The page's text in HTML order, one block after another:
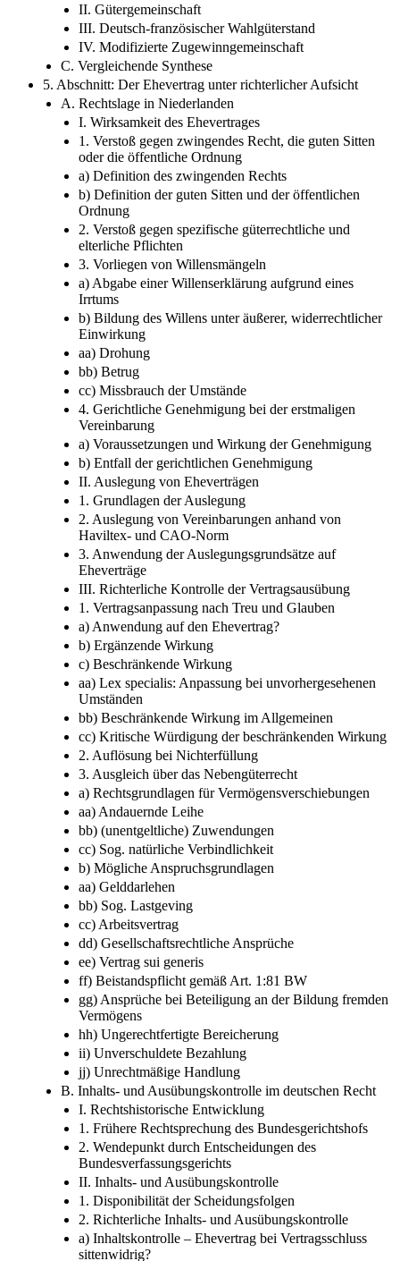
II. Gütergemeinschaft
III. Deutsch-​französischer Wahlgüterstand
IV. Modifizierte Zugewinngemeinschaft
C. Vergleichende Synthese
5. Abschnitt: Der Ehevertrag unter richterlicher Aufsicht
A. Rechtslage in Niederlanden
I. Wirksamkeit des Ehevertrages
1. Verstoß gegen zwingendes Recht, die guten Sitten
oder die öffentliche Ordnung
a) Definition des zwingenden Rechts
b) Definition der guten Sitten und der öffentlichen
Ordnung
2. Verstoß gegen spezifische güterrechtliche und
elterliche Pflichten
3. Vorliegen von Willensmängeln
a) Abgabe einer Willenserklärung aufgrund eines
Irrtums
b) Bildung des Willens unter äußerer, widerrechtlicher
Einwirkung
aa) Drohung
bb) Betrug
cc) Missbrauch der Umstände
4. Gerichtliche Genehmigung bei der erstmaligen
Vereinbarung
a) Voraussetzungen und Wirkung der Genehmigung
b) Entfall der gerichtlichen Genehmigung
II. Auslegung von Eheverträgen
1. Grundlagen der Auslegung
2. Auslegung von Vereinbarungen anhand von
Haviltex-​ und CAO-​Norm
3. Anwendung der Auslegungsgrundsätze auf
Eheverträge
III. Richterliche Kontrolle der Vertragsausübung
1. Vertragsanpassung nach Treu und Glauben
a) Anwendung auf den Ehevertrag?
b) Ergänzende Wirkung
c) Beschränkende Wirkung
aa) Lex specialis: Anpassung bei unvorhergesehenen
Umständen
bb) Beschränkende Wirkung im Allgemeinen
cc) Kritische Würdigung der beschränkenden Wirkung
2. Auflösung bei Nichterfüllung
3. Ausgleich über das Nebengüterrecht
a) Rechtsgrundlagen für Vermögensverschiebungen
aa) Andauernde Leihe
bb) (unentgeltliche) Zuwendungen
cc) Sog. natürliche Verbindlichkeit
b) Mögliche Anspruchsgrundlagen
aa) Gelddarlehen
bb) Sog. Lastgeving
cc) Arbeitsvertrag
dd) Gesellschaftsrechtliche Ansprüche
ee) Vertrag sui generis
ff) Beistandspflicht gemäß Art. 1:81 BW
gg) Ansprüche bei Beteiligung an der Bildung fremden
Vermögens
hh) Ungerechtfertigte Bereicherung
ii) Unverschuldete Bezahlung
jj) Unrechtmäßige Handlung
B. Inhalts-​ und Ausübungskontrolle im deutschen Recht
I. Rechtshistorische Entwicklung
1. Frühere Rechtsprechung des Bundesgerichtshofs
2. Wendepunkt durch Entscheidungen des
Bundesverfassungsgerichts
II. Inhalts-​ und Ausübungskontrolle
1. Disponibilität der Scheidungsfolgen
2. Richterliche Inhalts-​ und Ausübungskontrolle
a) Inhaltskontrolle –​ Ehevertrag bei Vertragsschluss
sittenwidrig?